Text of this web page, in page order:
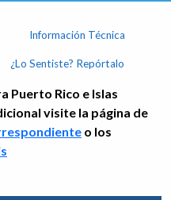
Información Técnica
¿Lo Sentiste? Repórtalo
Puerto Rico e Islas
visite la página de
o los